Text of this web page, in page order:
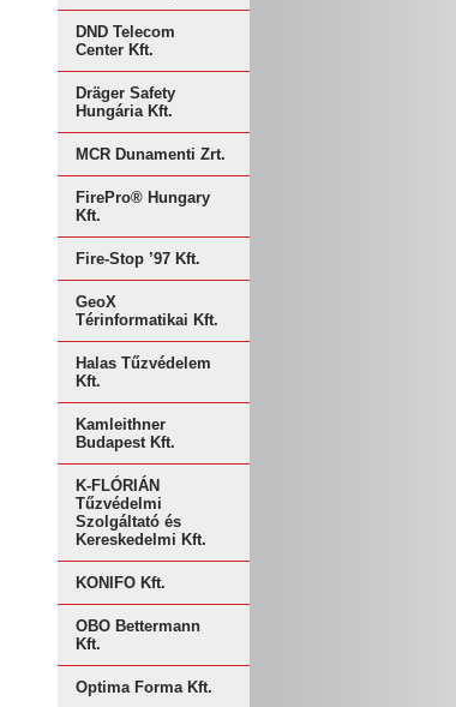
DND Telecom
Center Kft.
Dräger Safety
Hungária Kft.
MCR Dunamenti Zrt.
FirePro® Hungary
Kft.
Fire-Stop ’97 Kft.
GeoX
Térinformatikai Kft.
Halas Tűzvédelem
Kft.
Kamleithner
Budapest Kft.
K-FLÓRIÁN
Tűzvédelmi
Szolgáltató és
Kereskedelmi Kft.
KONIFO Kft.
OBO Bettermann
Kft.
Optima Forma Kft.